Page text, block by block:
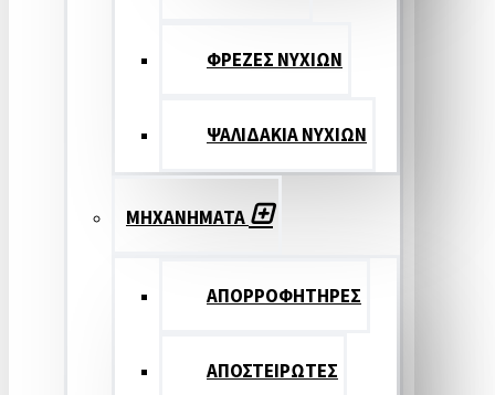
ΦΡΕΖΕΣ ΝΥΧΙΩΝ
ΨΑΛΙΔΑΚΙΑ ΝΥΧΙΩΝ
ΜΗΧΑΝΗΜΑΤΑ
ΑΠΟΡΡΟΦΗΤΗΡΕΣ
ΑΠΟΣΤΕΙΡΩΤΕΣ